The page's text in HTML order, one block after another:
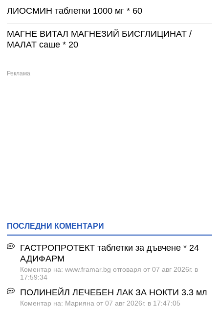
ЛИОСМИН таблетки 1000 мг * 60
МАГНЕ ВИТАЛ МАГНЕЗИЙ БИСГЛИЦИНАТ /
МАЛАТ саше * 20
ПОСЛЕДНИ КОМЕНТАРИ
ГАСТРОПРОТЕКТ таблетки за дъвчене * 24
АДИФАРМ
Коментар на: www.framar.bg отговаря от 07 авг 2026г. в
17:59:34
ПОЛИНЕЙЛ ЛЕЧЕБЕН ЛАК ЗА НОКТИ 3.3 мл
Коментар на: Марияна от 07 авг 2026г. в 17:47:05